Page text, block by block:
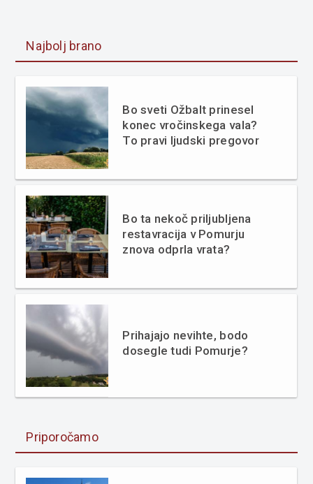
Najbolj brano
Bo sveti Ožbalt prinesel
konec vročinskega vala?
To pravi ljudski pregovor
Bo ta nekoč priljubljena
restavracija v Pomurju
znova odprla vrata?
Prihajajo nevihte, bodo
dosegle tudi Pomurje?
Priporočamo